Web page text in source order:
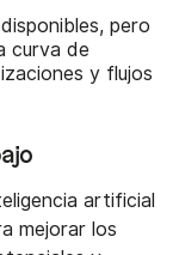
pero
curva de
y flujos
artificial
mejorar los